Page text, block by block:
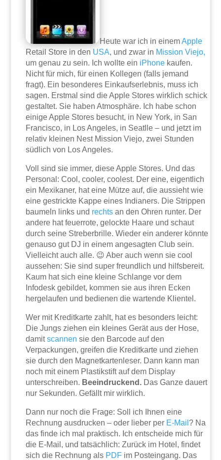
Heute war ich in einemApple
Retail Store in den USA, und zwar in Mission Viejo,
um genau zu sein. Ich wollte ein iPhone kaufen.
Nicht für mich, für einen Kollegen (falls jemand
fragt). Ein besonderes Einkaufserlebnis, muss ich
sagen. Erstmal sind die Apple Stores wirklich schick
gestaltet. Sie haben Atmosphäre. Ich habe schon
einige Apple Stores besucht, in New York, in San
Francisco, in Los Angeles, in Seatlle – und jetzt im
relativ kleinen Nest Mission Viejo, zwei Stunden
südlich von Los Angeles.
Voll sind sie immer, diese Apple Stores. Und das
Personal: Cool, cooler, coolest. Der eine, eigentlich
ein Mexikaner, hat eine Mütze auf, die aussieht wie
eine gestrickte Kappe eines Indianers. Die Strippen
baumeln links und rechts an den Ohren runter. Der
andere hat feuerrote, gelockte Haare und schaut
durch seine Streberbrille. Wieder ein anderer könnte
genauso gut DJ in einem angesagten Club sein.
Vielleicht auch alle. 😉 Aber auch wenn sie cool
aussehen: Sie sind super freundlich und hilfsbereit.
Kaum hat sich eine kleine Schlange vor dem
Infodesk gebildet, kommen sie aus ihren Ecken
hergelaufen und bedienen die wartende Klientel.
Wer mit Kreditkarte zahlt, hat es besonders leicht:
Die Jungs ziehen ein kleines Gerät aus der Hose,
damitscannen sie den Barcode auf den
Verpackungen, greifen die Kreditkarte und ziehen
sie durch den Magnetkartenleser. Dann kann man
noch mit einem Plastikstift auf dem Display
unterschreiben. Beeindruckend. Das Ganze dauert
nur Sekunden. Gefällt mir wirklich.
Dann nur noch die Frage: Soll ich Ihnen eine
Rechnung ausdrucken – oder lieber per E-Mail ? Na
das finde ich mal praktisch. Ich entscheide mich für
die E-Mail, und tatsächlich: Zurück im Hotel, findet
sich die Rechnung als PDF im Posteingang. Das